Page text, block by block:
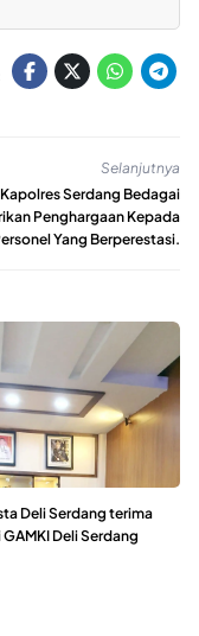
Selanjutnya
Kapolres Serdang Bedagai
Penghargaan Kepada
Yang Berperestasi.
Deli Serdang terima
Deli Serdang